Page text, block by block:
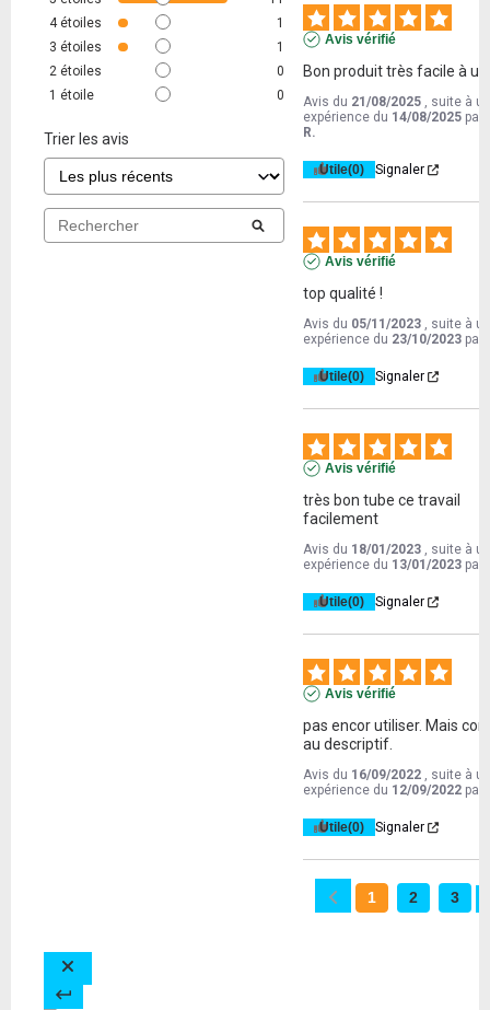
4 étoiles
1
3 étoiles
1
2 étoiles
0
1 étoile 0
Trier les avis
Avis vérifié
Bon produit très facile à
Avis du 21/08/2025 , suite à
expérience du 14/08/2025 par
R.
Utile(0) Signaler
Avis vérifié
top qualité !
Avis du 05/11/2023 , suite à
expérience du 23/10/2023 par
Utile(0) Signaler
Avis vérifié
très bon tube ce travail
facilement
Avis du 18/01/2023 , suite à
expérience du 13/01/2023 par
Utile(0) Signaler
Avis vérifié
pas encor utiliser. Mais
au descriptif.
Avis du 16/09/2022 , suite à
expérience du 12/09/2022 par
Utile(0) Signaler
1 2 3